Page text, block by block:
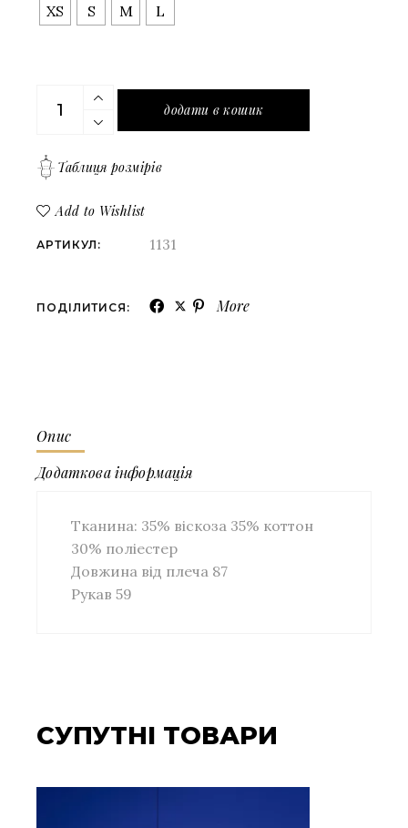
XS S M L
Сукня вкорочена зі спідницею-трапецією та
додати в кошик
Таблиця розмірів
Add to Wishlist
АРТИКУЛ: 1131
ПОДІЛИТИСЯ: More
Опис
Додаткова інформація
Тканина: 35% віскоза 35% коттон
30% поліестер
Довжина від плеча 87
Рукав 59
СУПУТНІ ТОВАРИ